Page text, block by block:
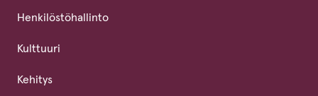
Henkilöstöhallinto
Kulttuuri
Kehitys